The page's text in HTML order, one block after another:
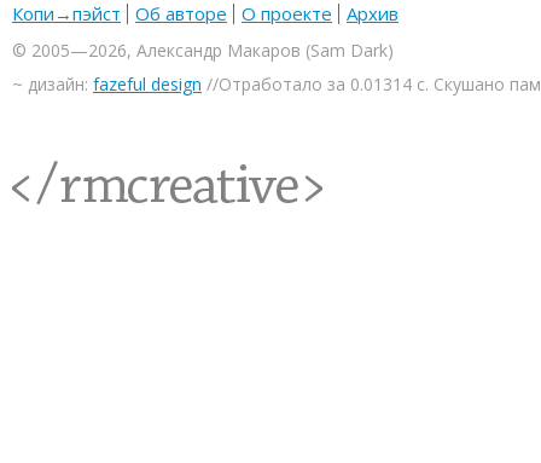
Копи→пэйст Об авторе О проекте Архив
© 2005—2026, Александр Макаров (Sam Dark)
~ дизайн: fazeful design //Отработало за 0.01314 с. Скушано
<rmcreative/>